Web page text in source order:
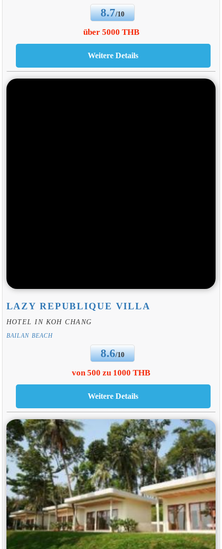
8.7/10
über 5000 THB
LAZY REPUBLIQUE VILLA
HOTEL IN KOH CHANG
BAILAN BEACH
8.6/10
von 500 zu 1000 THB